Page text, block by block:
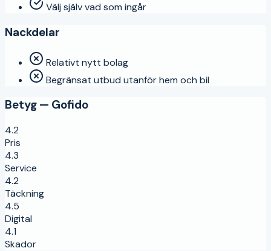
Välj själv vad som ingår
Nackdelar
Relativt nytt bolag
Begränsat utbud utanför hem och bil
Betyg — Gofido
4.2
Pris
4.3
Service
4.2
Täckning
4.5
Digital
4.1
Skador